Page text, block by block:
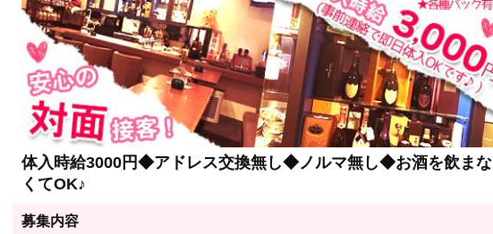
体入時給3000円◆アドレス交換無し◆ノルマ無し◆お酒を飲まな
くてOK♪
募集内容